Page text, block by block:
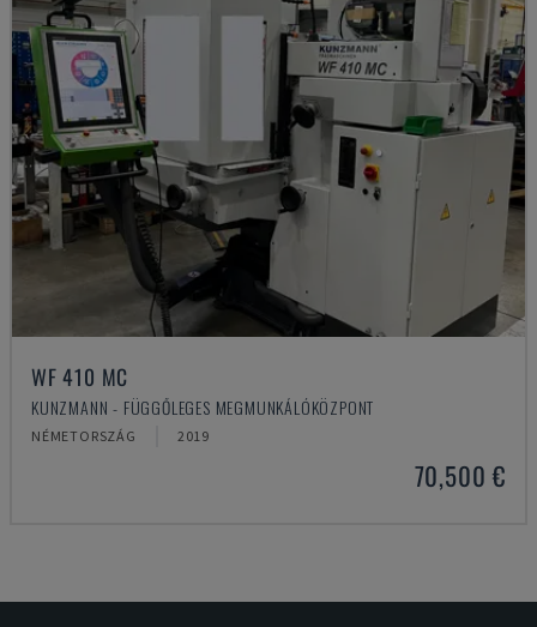
WF 410 MC
KUNZMANN - FÜGGŐLEGES MEGMUNKÁLÓKÖZPONT
NÉMETORSZÁG 2019
70,500 €